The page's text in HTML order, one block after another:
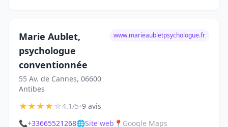
Marie Aublet,
psychologue
conventionnée
55 Av. de Cannes, 06600
Antibes
www.marieaubletpsychologue.fr
★★★★☆4.1/5•9 avis
📞+33665521268🌐Site web 📍 Google Maps